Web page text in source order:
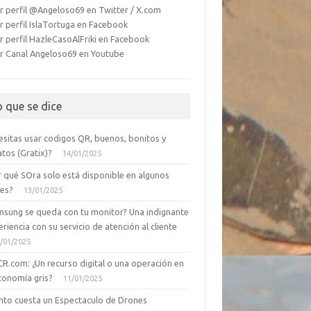
perfil @Angeloso69 en Twitter / X.com
perfil IslaTortuga en Facebook
perfil HazleCasoAlFriki en Facebook
Canal Angeloso69 en Youtube
que se dice
usar codigos QR, buenos, bonitos y
(Gratix)?
14/01/2025
qué SOra solo está disponible en algunos
13/01/2025
se queda con tu monitor? Una indignante
con su servicio de atención al cliente
01/2025
¿Un recurso digital o una operación en
gris?
11/01/2025
cuesta un Espectaculo de Drones